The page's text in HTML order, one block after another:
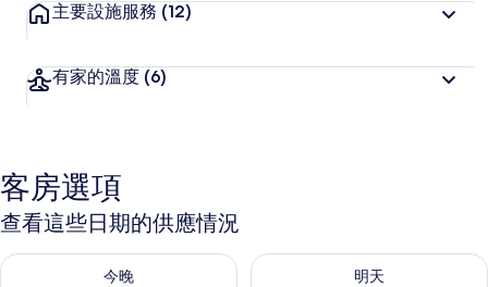
主要設施服務 (12)
有家的溫度 (6)
客房選項
查看這些日期的供應情況
今晚
查看今晚 (8月 8 - 8月 9) 的供應情況
明天
查看明天 (8月 9 - 8月 10) 的供